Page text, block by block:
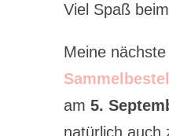
Viel Spaß
Meine nächste
am 5.
natürlich auch